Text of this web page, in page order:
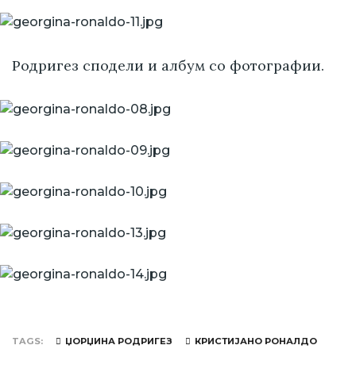
Родригез сподели и албум со фотографии.
TAGS ЏОРЏИНА РОДРИГЕЗ КРИСТИЈАНО РОНАЛДО